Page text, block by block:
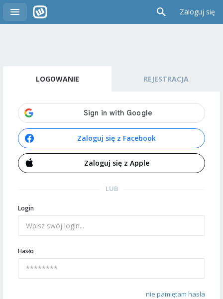
Zaloguj się
LOGOWANIE REJESTRACJA
Zaloguj się z Facebook
Zaloguj się z Apple
LUB
Login
Hasło
nie pamiętam hasła